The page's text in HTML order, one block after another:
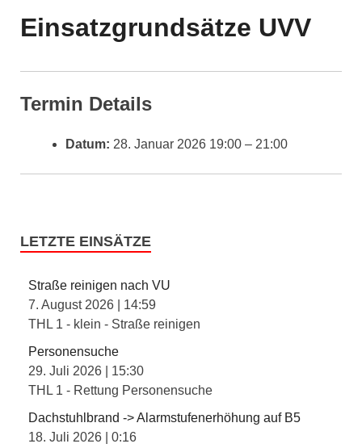
Einsatzgrundsätze UVV
Termin Details
Datum: 28. Januar 2026 19:00 – 21:00
LETZTE EINSÄTZE
Straße reinigen nach VU
7. August 2026
14:59
THL 1 - klein - Straße reinigen
Personensuche
29. Juli 2026
15:30
THL 1 - Rettung Personensuche
Dachstuhlbrand -> Alarmstufenerhöhung auf B5
18. Juli 2026
0:16